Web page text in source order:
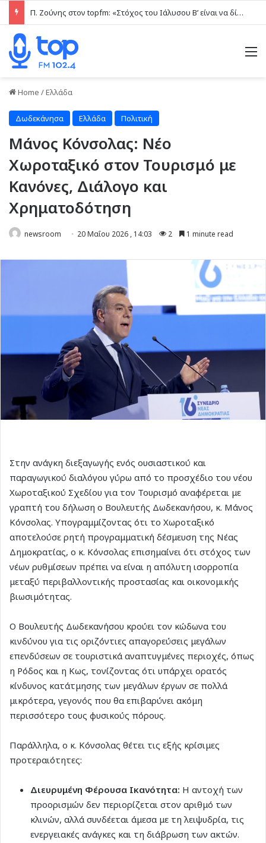
Π. Ζούνης στον topfm: «Στόχος του Ιάλυσου Β’ είναι να δίνει παιχνίδια και πραγματικές ευκαιρίες στα νέα παιδιά» (ηχητικό)
Home /Ελλάδα
Δωδεκάνησα Ελλάδα Πολιτική
Μάνος Κόνσολας: Νέο
Χωροταξικό στον Τουρισμό με
Κανόνες, Διάλογο και
Χρηματοδότηση
newsroom 20 Μαΐου 2026 , 14:03 2 1 minute read
Στην ανάγκη διεξαγωγής ενός ουσιαστικού και
παραγωγικού διαλόγου γύρω από το προσχέδιο του νέου
Χωροταξικού Σχεδίου για τον Τουρισμό αναφέρεται με
γραπτή του δήλωση ο Βουλευτής Δωδεκανήσου, κ. Μάνος
Κόνσολας. Υπογραμμίζοντας ότι το Χωροταξικό
αποτελούσε ρητή προγραμματική δέσμευση της Νέας
Δημοκρατίας, ο κ. Κόνσολας επισημαίνει ότι στόχος των
νέων ρυθμίσεων πρέπει να είναι η απόλυτη ισορροπία
μεταξύ περιβαλλοντικής προστασίας και οικονομικής
βιωσιμότητας.
Ο Βουλευτής Δωδεκανήσου κρούει τον κώδωνα του
κινδύνου για τις οριζόντιες απαγορεύσεις μεγάλων
επενδύσεων σε τουριστικά αναπτυγμένες περιοχές, όπως
η Ρόδος και η Κως, τονίζοντας ότι υπάρχει ορατός
κίνδυνος κατάτμησης των μεγάλων έργων σε πολλά
μικρότερα, γεγονός που θα επιβαρύνει ακόμη
περισσότερο τους φυσικούς πόρους.
Παράλληλα, ο κ. Κόνσολας θέτει τις εξής κρίσιμες
προτεραιότητες:
Διευρυμένη Φέρουσα Ικανότητα: Η αντοχή των
προορισμών δεν περιορίζεται στον αριθμό των
κλινών, αλλά συνδέεται άμεσα με τη λειψυδρία, τις
ενεργειακές ανάγκες και τη διάβρωση των ακτών.